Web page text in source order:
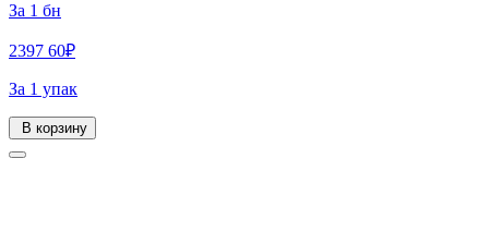
За 1 бн
2397 60₽
За 1 упак
В корзину